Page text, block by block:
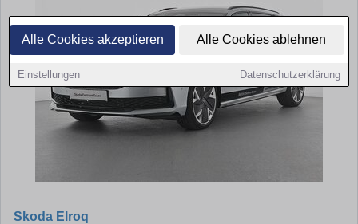
Alle Cookies akzeptieren Alle Cookies ablehnen
Einstellungen Datenschutzerklärung
Skoda Elroq